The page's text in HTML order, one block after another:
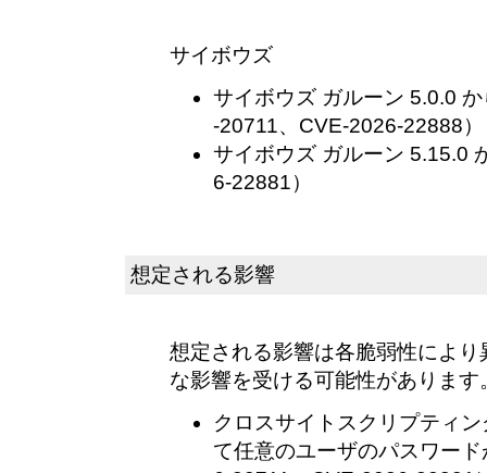
サイボウズ
サイボウズ ガルーン 5.0.0
-20711、CVE-2026-22888）
サイボウズ ガルーン 5.15.0
6-22881）
想定される影響
想定される影響は各脆弱性によ
な影響を受ける可能性があります
クロスサイトスクリプティ
て任意のユーザのパスワー